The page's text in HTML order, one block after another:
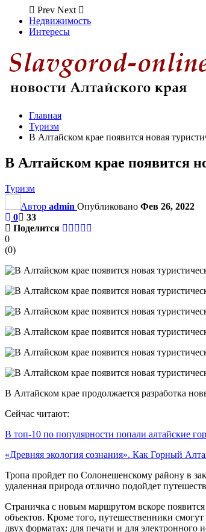
Prev Next
Недвижимость
Интересы
Главная
Туризм
В Алтайском крае появится новая
В Алтайском крае появится
Туризм
Автор admin Опубликовано Фев 26, 2022
0
33
Поделится
0
(0)
В Алтайском крае продолжается разработка
Сейчас читают:
В топ-10 по популярности попали алтайские
«Древняя экология сознания». Как Горный
Тропа пройдет по Солонешенскому району в
удаленная природа отлично подойдет
Страничка с новым маршрутом вскоре
объектов. Кроме того, путешественники
двух форматах: для печати и для электронного